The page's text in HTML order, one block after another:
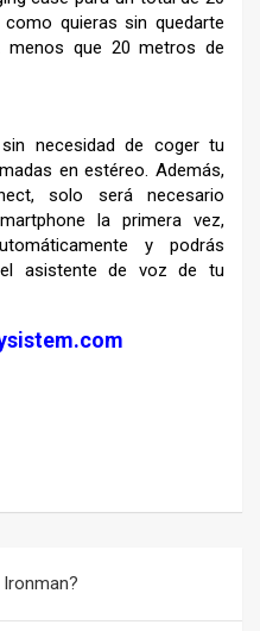
quieras sin quedarte
que 20 metros de
necesidad de coger tu
en estéreo. Además,
solo será necesario
la primera vez,
y podrás
asistente de voz de tu